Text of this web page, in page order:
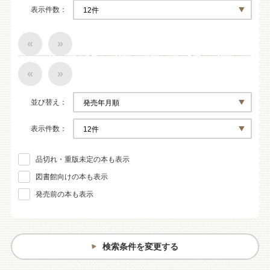
表示件数
« »
« »
並び替え
表示件数
品切れ・重版未定の本も表示
図書館向けの本も表示
発売前の本も表示
検索条件を変更する